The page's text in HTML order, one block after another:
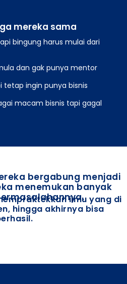
mereka sama
bingung harus mulai dari
dan gak punya mentor
tetap ingin punya bisnis
macam bisnis tapi gagal
bergabung menjadi
menemukan banyak
ilmu yang di
hingga akhirnya bisa